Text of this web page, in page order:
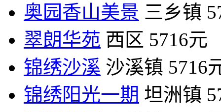
奥园香山美景 三乡镇
翠朗华苑 西区 5716元
锦绣沙溪 沙溪镇 5716
锦绣阳光一期 坦洲镇